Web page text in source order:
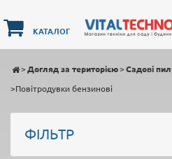
КАТАЛОГ
Догляд за територією
> Садові
>
Повітродувки бензинові
>
ФІЛЬТР